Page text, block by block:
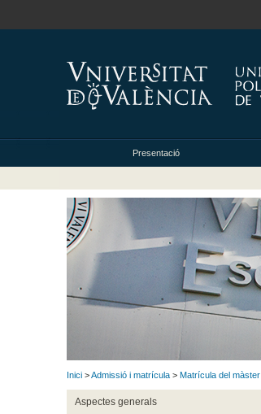
Presentació
Inici >Admissió i matrícula > Matrícula del màster
Aspectes generals